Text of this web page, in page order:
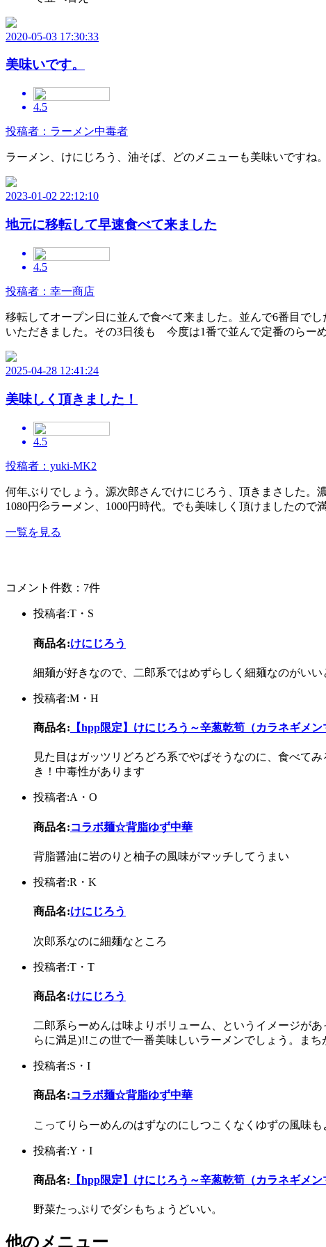
2020-05-03 17:30:33
美味いです。
4.5
投稿者：ラーメン中毒者
ラーメン、けにじろう、油そば、どのメニューも美味いですね
2023-01-02 22:12:10
地元に移転して早速食べて来ました
4.5
投稿者：幸一商店
移転してオープン日に並んで食べて来ました。並んで6番目
いただきました。その3日後も 今度は1番で並んで定番のらー
2025-04-28 12:41:24
美味しく頂きました！
4.5
投稿者：yuki-MK2
何年ぶりでしょう。源次郎さんでけにじろう、頂きまさした。
1080円💦ラーメン、1000円時代。でも美味しく頂けましたので
一覧を見る
コメント件数：7件
投稿者:T・S
商品名:けにじろう
細麺が好きなので、二郎系ではめずらしく細麺なのがい
投稿者:M・H
商品名: 【hpp限定】けにじろう～辛葱乾筍（カラネギメン
見た目はガッツリどろどろ系でやばそうなのに、食べて
き！中毒性があります
投稿者:A・O
商品名:コラボ麺☆背脂ゆず中華
背脂醤油に岩のりと柚子の風味がマッチしてうまい
投稿者:R・K
商品名:けにじろう
次郎系なのに細麺なところ
投稿者:T・T
商品名:けにじろう
二郎系らーめんは味よりボリューム、というイメージが
らに満足)!!この世で一番美味しいラーメンでしょう。まち
投稿者:S・I
商品名:コラボ麺☆背脂ゆず中華
こってりらーめんのはずなのにしつこくなくゆずの風味
投稿者:Y・I
商品名: 【hpp限定】けにじろう～辛葱乾筍（カラネギメン
野菜たっぷりでダシもちょうどいい。
他のメニュー